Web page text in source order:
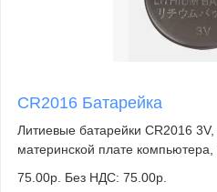
CR2016 Батарейка
Литиевые батарейки CR2016
материнской плате компьютера,
75.00р. Без НДС: 75.00р.